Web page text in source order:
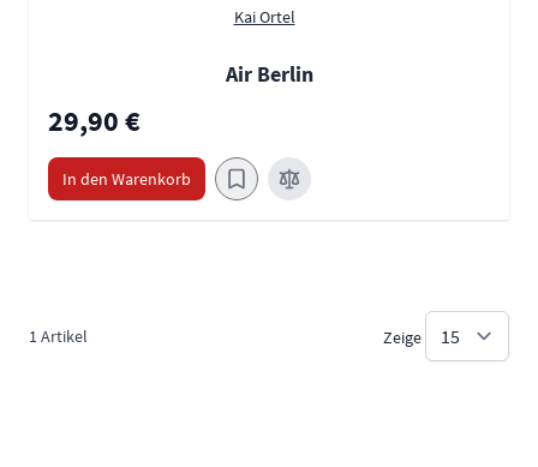
Kai Ortel
Air Berlin
29,90 €
In den Warenkorb
1Artikel Zeige